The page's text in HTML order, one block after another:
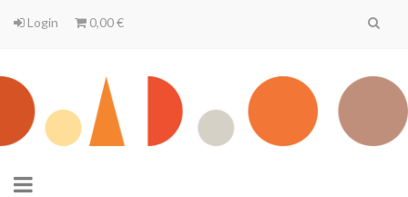
Login 0,00 €
Toggle